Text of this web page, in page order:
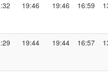
16:59
19:46
19:46
21:32
16:57
19:44
19:44
21:29